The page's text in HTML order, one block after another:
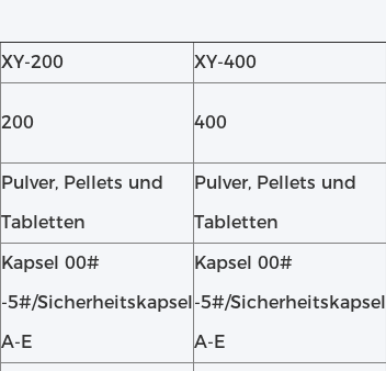
XY-200 XY-400
200 400
Pulver, Pellets und
Tabletten
Pulver, Pellets und
Tabletten
Kapsel 00#
-5#/Sicherheitskapsel
A-E
Kapsel 00#
-5#/Sicherheitskapsel
A-E